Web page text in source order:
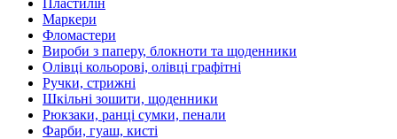
Пластилін
Маркери
Фломастери
Вироби з паперу, блокноти та щоденники
Олівці кольорові, олівці графітні
Ручки, стрижні
Шкільні зошити, щоденники
Рюкзаки, ранці сумки, пенали
Фарби, гуаш, кисті